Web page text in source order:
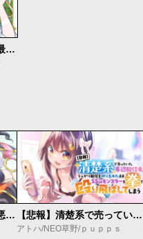
不遇職【鑑定士】が実は最強だった
最弱貴族に転生したので悪役たちを集めてみた 【悲報】清楚系で売っていた底辺配信者、うっかり配信を切り忘れたままSS級モンスターを拳で殴り飛ばしてしまう
アトハ/NEO草野/ｐｕｐｐｓ